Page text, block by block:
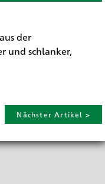
der
und schlanker,
Nächster Artikel >